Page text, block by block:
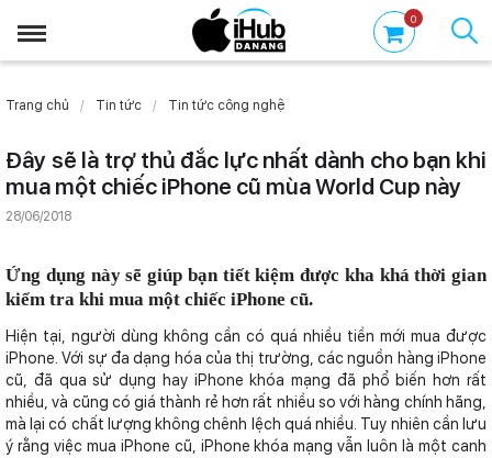
0
Trang chủ Tin tức Tin tức công nghệ
Đây sẽ là trợ thủ đắc lực nhất dành cho bạn khi
mua một chiếc iPhone cũ mùa World Cup này
28/06/2018
Ứng dụng này sẽ giúp bạn tiết kiệm được kha khá thời gian
kiểm tra khi mua một chiếc iPhone cũ.
Hiện tại, người dùng không cần có quá nhiều tiền mới mua được
iPhone. Với sự đa dạng hóa của thị trường, các nguồn hàng iPhone
cũ, đã qua sử dụng hay iPhone khóa mạng đã phổ biến hơn rất
nhiều, và cũng có giá thành rẻ hơn rất nhiều so với hàng chính hãng,
mà lại có chất lượng không chênh lệch quá nhiều. Tuy nhiên cần lưu
ý rằng việc mua iPhone cũ, iPhone khóa mạng vẫn luôn là một canh